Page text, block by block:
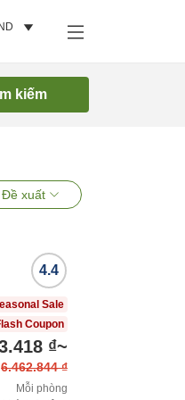
kiếm
Đề xuất
4.4
Sale
Coupon
₫~
6.462.844 ₫
Mỗi phòng